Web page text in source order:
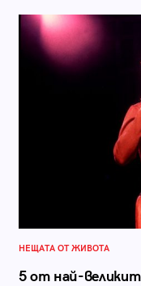
НЕЩАТА ОТ ЖИВОТА
5 от най-